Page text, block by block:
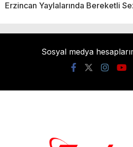
Erzincan Yaylalarında Bereketli
Sosyal medya